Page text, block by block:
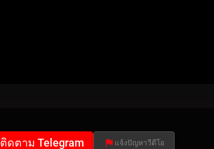
ติดตาม Telegram แจ้งปัญหาวีดีโอ